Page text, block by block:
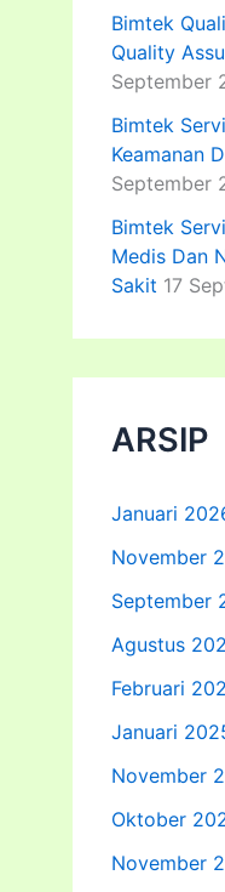
Bimtek
Quality
September
Bimtek
Keamanan
September
Bimtek
Medis Dan
Sakit 17
ARSIP
Januari
November
September
Agustus
Februari
Januari
November
Oktober
November